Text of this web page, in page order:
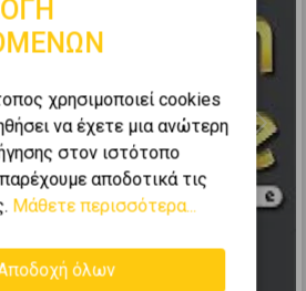
Next
χρησιμοποιεί cookies
να έχετε μια ανώτερη
στον ιστότοπο
αποδοτικά τις
Μάθετε περισσότερα...
όλων